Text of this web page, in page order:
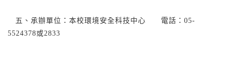
五、承辦單位：本校環境安全科技中心 電話：05-
5524378或2833